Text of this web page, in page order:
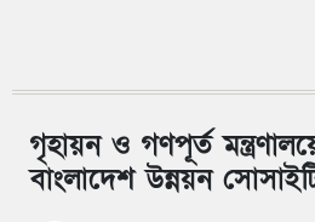
গৃহায়ন ও গণপূর্ত
বাংলাদেশ উন্নয়ন